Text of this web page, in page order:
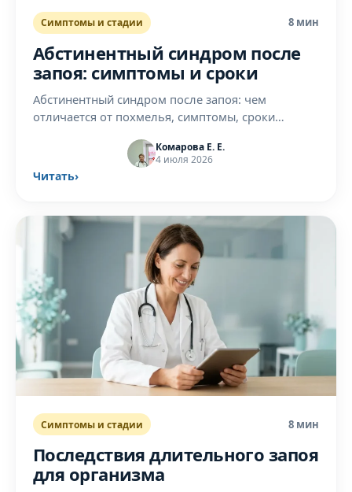
Симптомы и стадии 8 мин
Абстинентный синдром после
запоя: симптомы и сроки
Абстинентный синдром после запоя: чем
отличается от похмелья, симптомы, сроки
Комарова Е. Е.
4 июля 2026
Читать›
Симптомы и стадии 8 мин
Последствия длительного запоя
для организма